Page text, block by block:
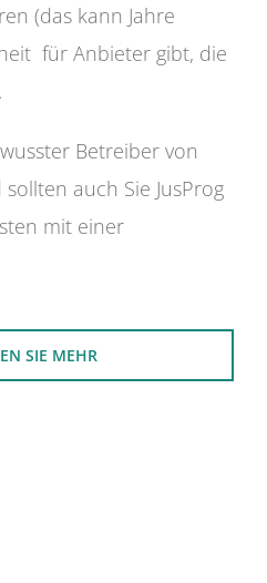
(das kann Jahre
für Anbieter gibt, die
Betreiber von
auch Sie JusProg
mit einer
SIE MEHR